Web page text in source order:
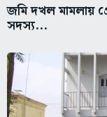
জমি দখল মামলায়
সদস্য...